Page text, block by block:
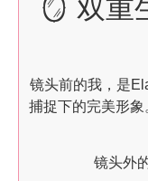
🪞 双重
镜头前的我，是
捕捉下的完美形
镜头外